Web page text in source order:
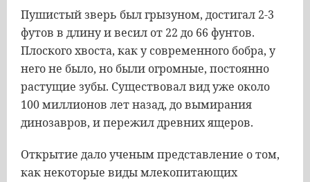
Пушистый зверь был грызуном, достигал 2-3
футов в длину и весил от 22 до 66 фунтов.
Плоского хвоста, как у современного бобра, у
него не было, но были огромные, постоянно
растущие зубы. Существовал вид уже около
100 миллионов лет назад, до вымирания
динозавров, и пережил древних ящеров.
Открытие дало ученым представление о том,
как некоторые виды млекопитающих